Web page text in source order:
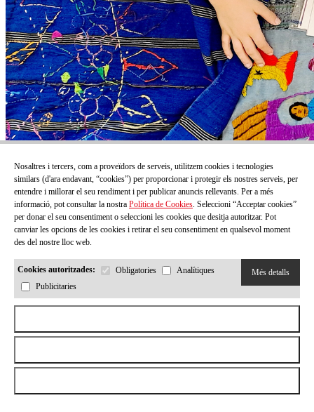
La biblioteca que es viu: lectura, cos i materialitat
amb àlbums il·lustrats.
0,00€
Preu
Nosaltres i tercers, com a proveïdors de serveis, utilitzem cookies i tecnologies
similars (d'ara endavant, “cookies”) per proporcionar i protegir els nostres serveis, per
entendre i millorar el seu rendiment i per publicar anuncis rellevants. Per a més
informació, pot consultar la nostra Política de Cookies. Seleccioni “Acceptar cookies”
per donar el seu consentiment o seleccioni les cookies que desitja autoritzar. Pot
canviar les opcions de les cookies i retirar el seu consentiment en qualsevol moment
des del nostre lloc web.
Cookies autoritzades: Obligatories
Analítiques
Publicitaries
Més detalls